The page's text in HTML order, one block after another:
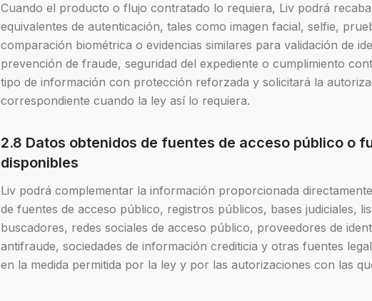
Cuando el producto o flujo contratado lo requiera, Liv podrá
equivalentes de autenticación, tales como imagen facial, selfie,
comparación biométrica o evidencias similares para validación de
prevención de fraude, seguridad del expediente o cumplimiento
tipo de información con protección reforzada y solicitará la
correspondiente cuando la ley así lo requiera.
2.8 Datos obtenidos de fuentes de acceso público o
disponibles
Liv podrá complementar la información proporcionada
de fuentes de acceso público, registros públicos, bases judiciales,
buscadores, redes sociales de acceso público, proveedores de
antifraude, sociedades de información crediticia y otras fuentes
en la medida permitida por la ley y por las autorizaciones con las